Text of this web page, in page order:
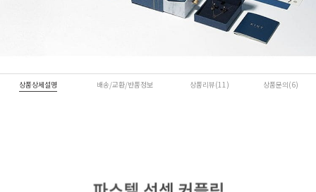
상품상세설명 배송/교환/반품정보 상품리뷰(11) 상품문의(6)